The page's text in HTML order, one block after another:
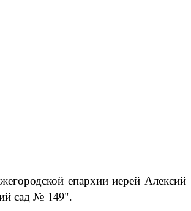
епархии иерей Алексий
сад № 149".